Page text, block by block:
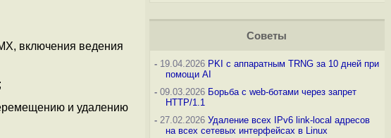
включения ведения
и удалению
Советы
-19.04.2026 PKI с аппаратным TRNG за 10 дней при
помощи AI
-09.03.2026 Борьба с web-ботами через запрет
HTTP/1.1
-27.02.2026 Удаление всех IPv6 link-local адресов
на всех сетевых интерфейсах в Linux